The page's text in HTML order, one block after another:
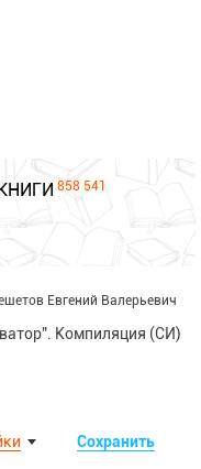
858 541
Евгений Валерьевич
Компиляция (СИ)
Сохранить